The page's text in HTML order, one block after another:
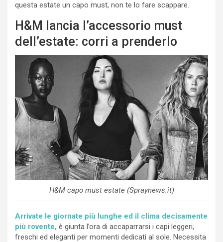
questa estate un capo must, non te lo fare scappare.
H&M lancia l’accessorio must
dell’estate: corri a prenderlo
H&M capo must estate (Spraynews.it)
Arrivate le giornate più lunghe ed il clima decisamente
più rovente, è giunta l’ora di accaparrarsi i capi leggeri,
freschi ed eleganti per momenti dedicati al sole. Necessita